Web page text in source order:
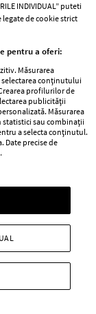
INDIVIDUAL” puteti
de cookie strict
pentru a oferi:
Măsurarea
conținutului
profilurilor de
publicității
Măsurarea
sau combinații
a selecta conținutul.
Date precise de